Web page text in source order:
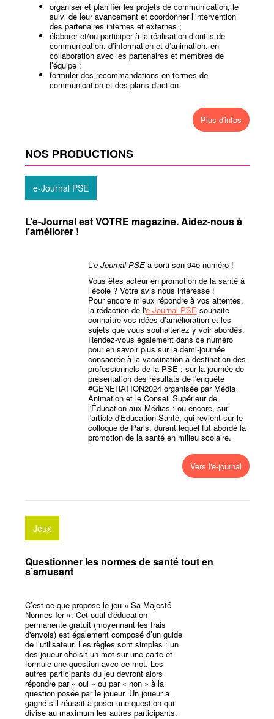
organiser et planifier les projets de communication, le
suivi de leur avancement et coordonner l’intervention
des partenaires internes et externes ;
élaborer et/ou participer à la réalisation d’outils de
communication, d’information et d’animation, en
collaboration avec les partenaires et membres de
l’équipe ;
formuler des recommandations en termes de
communication et des plans d'action.
Plus d'infos
NOS PRODUCTIONS
e-Journal PSE
L’e-Journal est VOTRE magazine. Aidez-nous à
l’améliorer !
L'e-Journal PSEa sorti son 94e numéro !
Vous êtes acteur en promotion de la santé à
l’école ? Votre avis nous intéresse !
Pour encore mieux répondre à vos attentes,
la rédaction de l'e-Journal PSE souhaite
connaître vos idées d’amélioration et les
sujets que vous souhaiteriez y voir abordés.
Rendez-vous également dans ce numéro
pour en savoir plus sur la demi-journée
consacrée à la vaccination à destination des
professionnels de la PSE ; sur la journée de
présentation des résultats de l'enquête
#GENERATION2024 organisée par Média
Animation et le Conseil Supérieur de
l'Éducation aux Médias ; ou encore, sur
l'article d'Education Santé, qui revient sur le
colloque de Paris, durant lequel fut abordé la
promotion de la santé en milieu scolaire.
Vers l'e-journal
Jeux
Questionner les normes de santé tout en
s’amusant
C’est ce que propose le jeu « Sa Majesté
Normes Ier ». Cet outil d'éducation
permanente gratuit (moyennant les frais
d'envois) est également composé d’un guide
de l’utilisateur. Les règles sont simples : un
des joueur choisit un mot sur une carte et
formule une question avec ce mot. Les
autres participants du jeu devront alors
répondre par « oui » ou par « non » à la
question posée par le joueur. Un joueur a
gagné s’il réussit à poser une question qui
divise au maximum les autres participants.